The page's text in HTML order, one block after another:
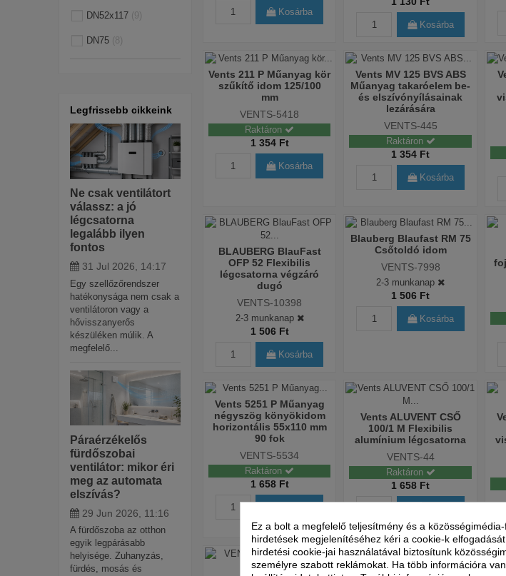
Kosárba
Kosárba
Vents 211 P Műanyag kör
szűkítő idom 125/100
mm
VENTS-5418
Raktáron
1 354 Ft
Kosárba
Vents MV 125 BVS ABS
Műanyag takaróelem be-
és elszívónyílásainak
lezárására
VENTS-445
Raktáron
1 354 Ft
Kosárba
BLAUBERG BlauFast
OFP 52 Flexibilis
légcsatorna végzáró
dugó
VENTS-10398
2-3 munkanap
1 506 Ft
Kosárba
Blauberg Blaufast RM 75
Csőtoldó idom
VENTS-7998
2-3 munkanap
1 506 Ft
Kosárba
Vents 5251 P Műanyag
négyszög könyökidom
horizontális 55x110 mm
90 fok
VENTS-5534
Raktáron
1 658 Ft
Vents ALUVENT CSŐ
100/1 M Flexibilis
alumínium légcsatorna
VENTS-44
Raktáron
1 658 Ft
DN52x117 9
DN75 8
Legfrissebb cikkeink
Ne csak ventilátort
válassz: a jó
légcsatorna
legalább ilyen
fontos
31 Jul 2026, 14:17
Egy szellőzőrendszer
hatékonysága nem csak a
ventilátoron vagy a
hővisszanyerős
készüléken múlik. A
megfelelő...
Páraérzékelős
fürdőszobai
ventilátor: mikor éri
meg az automata
elszívás?
29 Jun 2026, 11:16
A fürdőszoba az otthon
egyik legpárásabb
helyisége. Zuhanyzás,
fürdés, mosás és
Ez a bolt a megfelelő teljesítmény és a
hirdetések megjelenítéséhez kéri a cookie-k
hirdetési cookie-jai használatával biztosítunk
személyre szabott reklámokat. Ha több információra